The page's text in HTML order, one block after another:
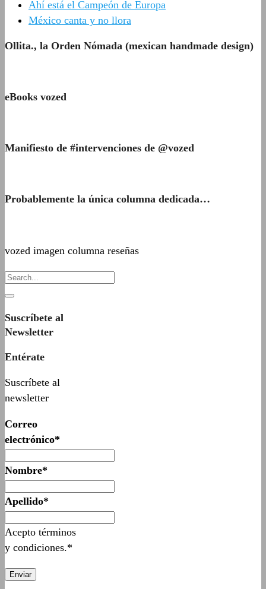
Ahí está el Campeón de Europa
México canta y no llora
Ollita., la Orden Nómada (mexican handmade design)
eBooks vozed
Manifiesto de #intervenciones de @vozed
Probablemente la única columna dedicada…
vozed imagen columna reseñas
Suscríbete al
Newsletter
Entérate
Suscríbete al
newsletter
Correo
electrónico*
Nombre*
Apellido*
Acepto términos
y condiciones.*